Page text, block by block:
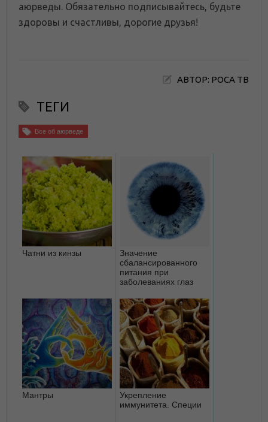
аюрведы. Обязательно подписывайтесь, будьте
здоровы и счастливы, дорогие друзья!
АВТОР: РОСА ТВ
ТЕГИ
Все об аюрведе
Чатни из кинзы
Значение
сбалансированного
питания при
заболеваниях глаз
Мантры
Укрепление
иммунитета. Специи